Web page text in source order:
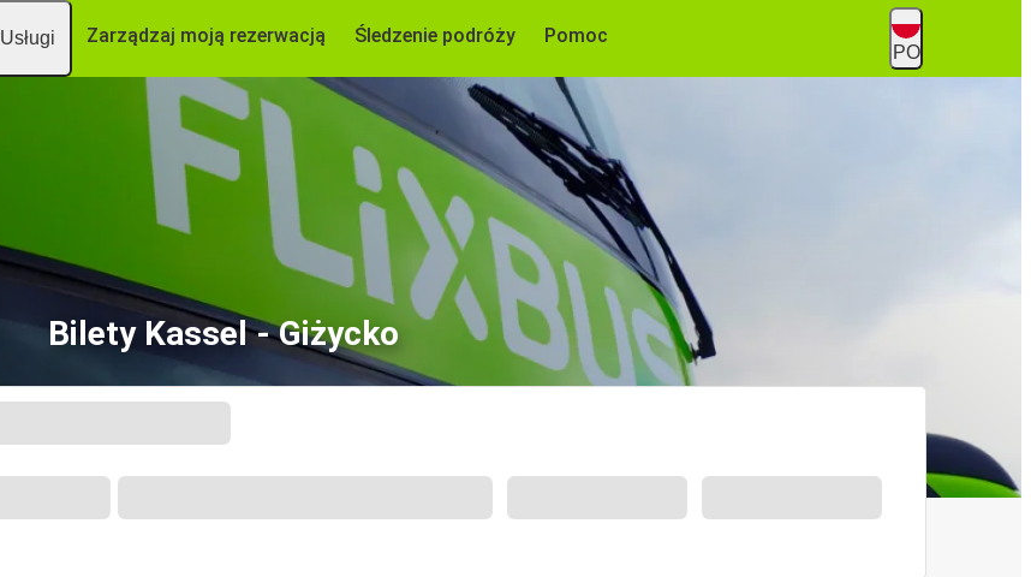
Usługi Zarządzaj moją rezerwacją Śledzenie podróży Pomoc
PO
Bilety Kassel - Giżycko